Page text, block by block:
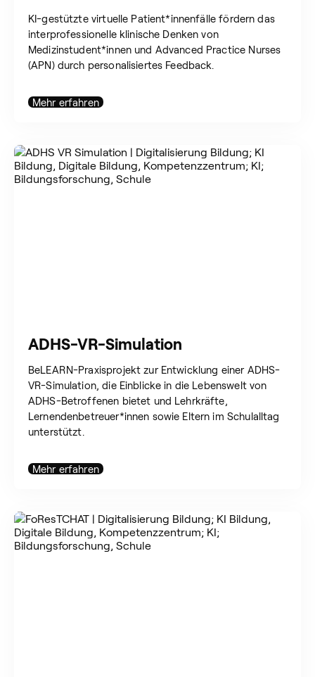
KI-gestützte virtuelle Patient*innenfälle fördern das
interprofessionelle klinische Denken von
Medizinstudent*innen und Advanced Practice Nurses
(APN) durch personalisiertes Feedback.
Mehr erfahren
ADHS-VR-Simulation
BeLEARN-Praxisprojekt zur Entwicklung einer ADHS-
VR-Simulation, die Einblicke in die Lebenswelt von
ADHS-Betroffenen bietet und Lehrkräfte,
Lernendenbetreuer*innen sowie Eltern im Schulalltag
unterstützt.
Mehr erfahren